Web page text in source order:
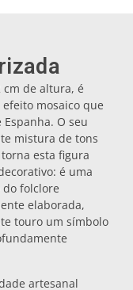
cm de altura, é
mosaico que
O seu
mistura de tons
esta figura
é uma
folclore
elaborada,
touro um símbolo
artesanal